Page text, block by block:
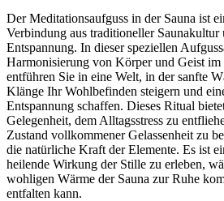
Der Meditationsaufguss in der Sauna ist
Verbindung aus traditioneller Saunakultur
Entspannung. In dieser speziellen
Harmonisierung von Körper und Geist
entführen Sie in eine Welt, in der sanfte
Klänge Ihr Wohlbefinden steigern und
Entspannung schaffen. Dieses Ritual
Gelegenheit, dem Alltagsstress zu
Zustand vollkommener Gelassenheit zu
die natürliche Kraft der Elemente. Es ist
heilende Wirkung der Stille zu erleben,
wohligen Wärme der Sauna zur Ruhe
entfalten kann.